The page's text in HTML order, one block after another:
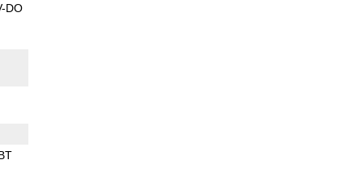
DO